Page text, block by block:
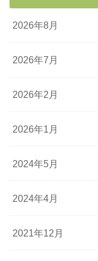
2026年8月
2026年7月
2026年2月
2026年1月
2024年5月
2024年4月
2021年12月